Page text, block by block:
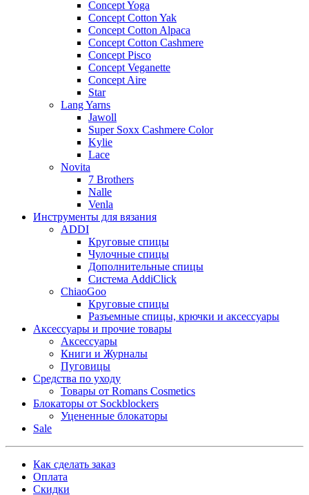
Concept Yoga
Concept Cotton Yak
Concept Cotton Alpaca
Concept Cotton Cashmere
Concept Pisco
Concept Veganette
Concept Aire
Star
Lang Yarns
Jawoll
Super Soxx Cashmere Color
Kylie
Lace
Novita
7 Brothers
Nalle
Venla
Инструменты для вязания
ADDI
Круговые спицы
Чулочные спицы
Дополнительные спицы
Система AddiClick
ChiaoGoo
Круговые спицы
Разъемные спицы, крючки и аксессуары
Аксессуары и прочие товары
Аксессуары
Книги и Журналы
Пуговицы
Средства по уходу
Товары от Romans Cosmetics
Блокаторы от Sockblockers
Уцененные блокаторы
Sale
Как сделать заказ
Оплата
Скидки